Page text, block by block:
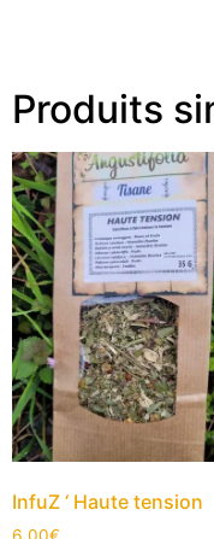
Produits
InfuZ ‘ Haute tension